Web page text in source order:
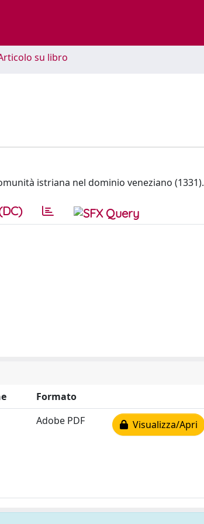
su libro
istriana nel dominio veneziano (1331).
Formato
Adobe PDF Visualizza/Apri